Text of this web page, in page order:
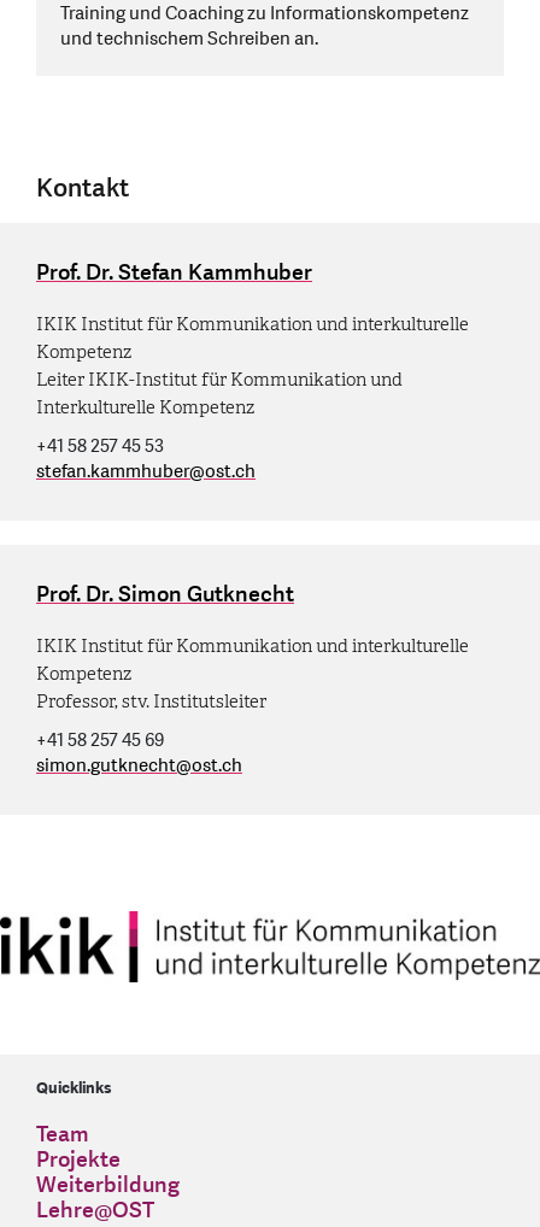
Training und Coaching zu Informationskompetenz
und technischem Schreiben an.
Kontakt
Prof. Dr. Stefan Kammhuber
IKIK Institut für Kommunikation und interkulturelle
Kompetenz
Leiter IKIK-Institut für Kommunikation und
Interkulturelle Kompetenz
+41 58 257 45 53
stefan.kammhuber@ost.ch
Prof. Dr. Simon Gutknecht
IKIK Institut für Kommunikation und interkulturelle
Kompetenz
Professor, stv. Institutsleiter
+41 58 257 45 69
simon.gutknecht@ost.ch
Quicklinks
Team
Projekte
Weiterbildung
Lehre@OST